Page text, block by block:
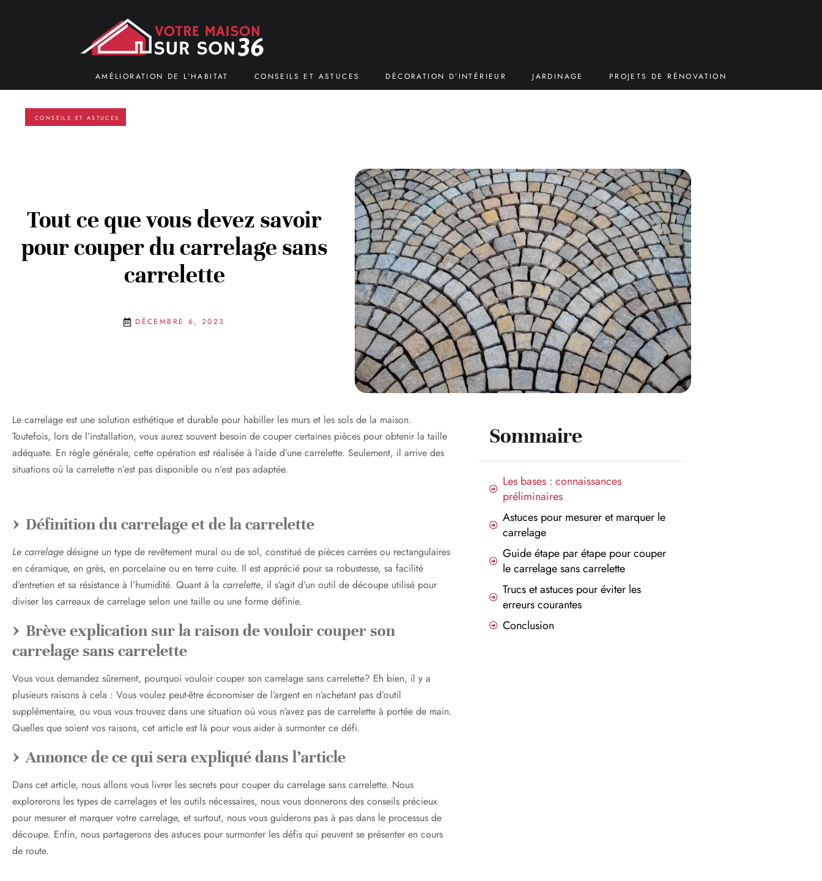
AMÉLIORATION DE L’HABITAT CONSEILS ET ASTUCES DÉCORATION D’INTÉRIEUR JARDINAGE PROJETS DE RÉNOVATION
CONSEILS ET ASTUCES
Tout ce que vous devez savoir
pour couper du carrelage sans
carrelette
DÉCEMBRE 6, 2023
Le carrelage est une solution esthétique et durable pour habiller les murs et les sols de la maison.
Toutefois, lors de l’installation, vous aurez souvent besoin de couper certaines pièces pour obtenir la taille
adéquate. En règle générale, cette opération est réalisée à l’aide d’une carrelette. Seulement, il arrive des
situations où la carrelette n’est pas disponible ou n’est pas adaptée.
Définition du carrelage et de la carrelette
Le carrelage désigne un type de revêtement mural ou de sol, constitué de pièces carrées ou rectangulaires
en céramique, en grès, en porcelaine ou en terre cuite. Il est apprécié pour sa robustesse, sa facilité
d’entretien et sa résistance à l’humidité. Quant à la carrelette, il s’agit d’un outil de découpe utilisé pour
diviser les carreaux de carrelage selon une taille ou une forme définie.
Brève explication sur la raison de vouloir couper son
carrelage sans carrelette
Vous vous demandez sûrement, pourquoi vouloir couper son carrelage sans carrelette? Eh bien, il y a
plusieurs raisons à cela : Vous voulez peut-être économiser de l’argent en n’achetant pas d’outil
supplémentaire, ou vous vous trouvez dans une situation où vous n’avez pas de carrelette à portée de main.
Quelles que soient vos raisons, cet article est là pour vous aider à surmonter ce défi.
Annonce de ce qui sera expliqué dans l’article
Dans cet article, nous allons vous livrer les secrets pour couper du carrelage sans carrelette. Nous
explorerons les types de carrelages et les outils nécessaires, nous vous donnerons des conseils précieux
pour mesurer et marquer votre carrelage, et surtout, nous vous guiderons pas à pas dans le processus de
découpe. Enfin, nous partagerons des astuces pour surmonter les défis qui peuvent se présenter en cours
de route.
Sommaire
Les bases : connaissances
préliminaires
Astuces pour mesurer et marquer le
carrelage
Guide étape par étape pour couper
le carrelage sans carrelette
Trucs et astuces pour éviter les
erreurs courantes
Conclusion